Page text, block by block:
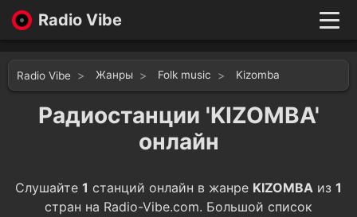
Radio Vibe
New
Genres
Likes
Top 100
Radio Vibe Жанры Folk music Kizomba
Радиостанции 'KIZOMBA'
онлайн
Слушайте 1 станций онлайн в жанре KIZOMBA из 1
стран на Radio-Vibe.com. Большой список